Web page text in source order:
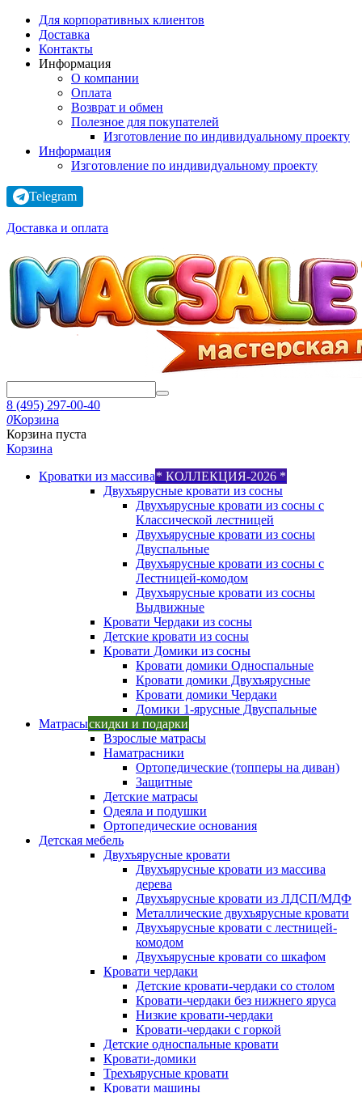
Для корпоративных клиентов
Доставка
Контакты
Информация
О компании
Оплата
Возврат и обмен
Полезное для покупателей
Изготовление по индивидуальному проекту
Информация
Изготовление по индивидуальному проекту
Telegram
Доставка и оплата
8 (495) 297-00-40
0Корзина
Корзина пуста
Корзина
Кроватки из массива* КОЛЛЕКЦИЯ-2026 *
Двухъярусные кровати из сосны
Двухъярусные кровати из сосны с
Классической лестницей
Двухъярусные кровати из сосны
Двуспальные
Двухъярусные кровати из сосны с
Лестницей-комодом
Двухъярусные кровати из сосны
Выдвижные
Кровати Чердаки из сосны
Детские кровати из сосны
Кровати Домики из сосны
Кровати домики Односпальные
Кровати домики Двухъярусные
Кровати домики Чердаки
Домики 1-ярусные Двуспальные
Матрасыскидки и подарки
Взрослые матрасы
Наматрасники
Ортопедические (топперы на диван)
Защитные
Детские матрасы
Одеяла и подушки
Ортопедические основания
Детская мебель
Двухъярусные кровати
Двухъярусные кровати из массива
дерева
Двухъярусные кровати из ЛДСП/МДФ
Металлические двухъярусные кровати
Двухъярусные кровати с лестницей-
комодом
Двухъярусные кровати со шкафом
Кровати чердаки
Детские кровати-чердаки со столом
Кровати-чердаки без нижнего яруса
Низкие кровати-чердаки
Кровати-чердаки с горкой
Детские односпальные кровати
Кровати-домики
Трехъярусные кровати
Кровати машины